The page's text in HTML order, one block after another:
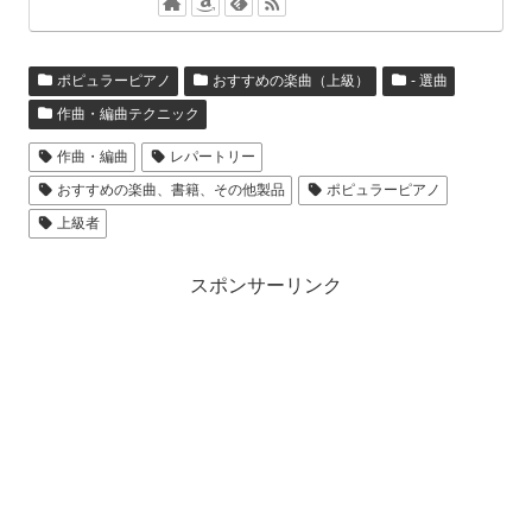
ポピュラーピアノ おすすめの楽曲（上級）
- 選曲
作曲・編曲テクニック
作曲・編曲
レパートリー
おすすめの楽曲、書籍、その他製品
ポピュラーピアノ
上級者
スポンサーリンク